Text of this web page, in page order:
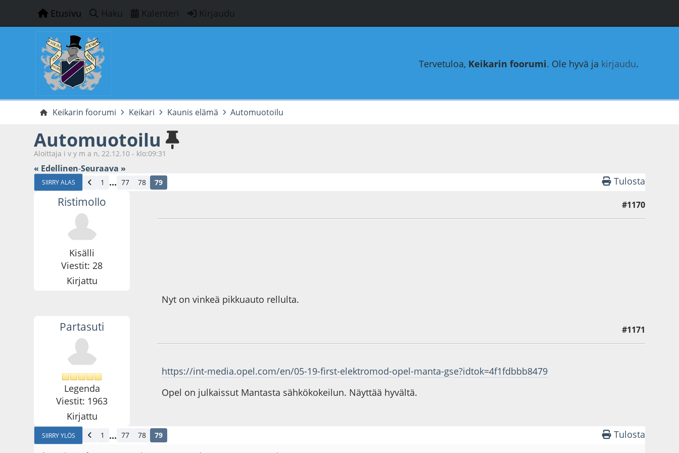
Etusivu Haku Kalenteri Kirjaudu
Tervetuloa, Keikarin foorumi. Ole hyvä ja kirjaudu.
Keikarin foorumi Keikari Kaunis elämä Automuotoilu
Automuotoilu
Aloittaja i v y m a n, 22.12.10 - klo:09:31
« Edellinen-Seuraava »
SIIRRY ALAS 1 ... 77 78 79 Tulosta
Ristimollo
Kisälli
Viestit: 28
Kirjattu
#1170
Nyt on vinkeä pikkuauto rellulta.
Partasuti
Legenda
Viestit: 1963
Kirjattu
#1171
https://int-media.opel.com/en/05-19-first-elektromod-opel-manta-gse?idtok=4f1fdbbb8479
Opel on julkaissut Mantasta sähkökokeilun. Näyttää hyvältä.
SIIRRY YLÖS 1 ... 77 78 79 Tulosta